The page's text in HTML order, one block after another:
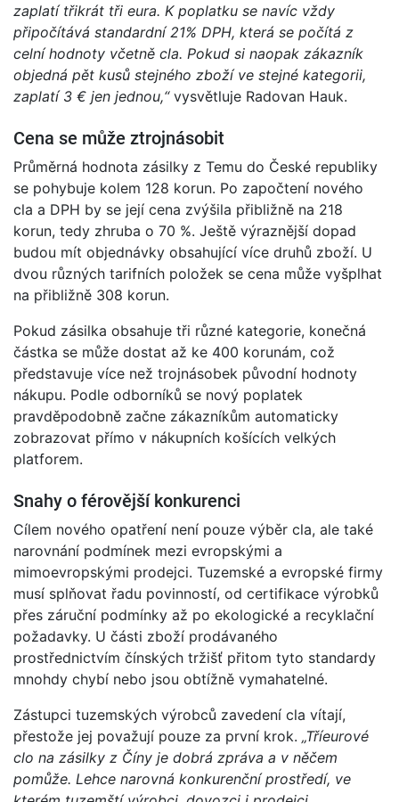
zaplatí třikrát tři eura. K poplatku se navíc vždy
připočítává standardní 21% DPH, která se počítá z
celní hodnoty včetně cla. Pokud si naopak zákazník
objedná pět kusů stejného zboží ve stejné kategorii,
zaplatí 3 € jen jednou,“ vysvětluje Radovan Hauk.
Cena se může ztrojnásobit
Průměrná hodnota zásilky z Temu do České republiky
se pohybuje kolem 128 korun. Po započtení nového
cla a DPH by se její cena zvýšila přibližně na 218
korun, tedy zhruba o 70 %. Ještě výraznější dopad
budou mít objednávky obsahující více druhů zboží. U
dvou různých tarifních položek se cena může vyšplhat
na přibližně 308 korun.
Pokud zásilka obsahuje tři různé kategorie, konečná
částka se může dostat až ke 400 korunám, což
představuje více než trojnásobek původní hodnoty
nákupu. Podle odborníků se nový poplatek
pravděpodobně začne zákazníkům automaticky
zobrazovat přímo v nákupních košících velkých
platforem.
Snahy o férovější konkurenci
Cílem nového opatření není pouze výběr cla, ale také
narovnání podmínek mezi evropskými a
mimoevropskými prodejci. Tuzemské a evropské firmy
musí splňovat řadu povinností, od certifikace výrobků
přes záruční podmínky až po ekologické a recyklační
požadavky. U části zboží prodávaného
prostřednictvím čínských tržišť přitom tyto standardy
mnohdy chybí nebo jsou obtížně vymahatelné.
Zástupci tuzemských výrobců zavedení cla vítají,
přestože jej považují pouze za první krok. „Tříeurové
clo na zásilky z Číny je dobrá zpráva a v něčem
pomůže. Lehce narovná konkurenční prostředí, ve